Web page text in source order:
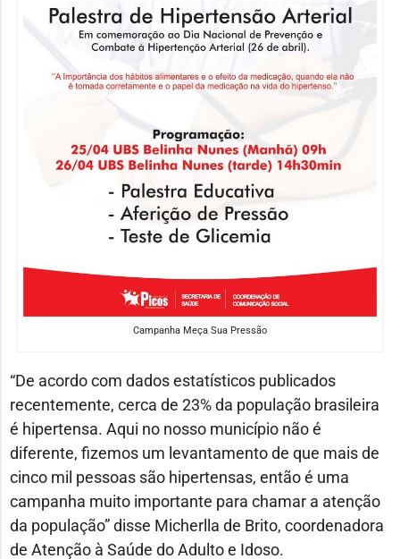
Campanha Meça Sua Pressão
“De acordo com dados estatísticos publicados
recentemente, cerca de 23% da população brasileira
é hipertensa. Aqui no nosso município não é
diferente, fizemos um levantamento de que mais de
cinco mil pessoas são hipertensas, então é uma
campanha muito importante para chamar a atenção
da população” disse Micherlla de Brito, coordenadora
de Atenção à Saúde do Adulto e Idoso.